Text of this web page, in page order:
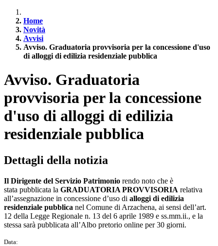
Home
Novità
Avvisi
Avviso. Graduatoria provvisoria per la concessione d'uso
di alloggi di edilizia residenziale pubblica
Avviso. Graduatoria
provvisoria per la concessione
d'uso di alloggi di edilizia
residenziale pubblica
Dettagli della notizia
Il Dirigente del Servizio Patrimonio rendo noto che è
stata pubblicata la GRADUATORIA PROVVISORIA relativa
all’assegnazione in concessione d’uso di alloggi di edilizia
residenziale pubblica nel Comune di Arzachena, ai sensi dell’art.
12 della Legge Regionale n. 13 del 6 aprile 1989 e ss.mm.ii., e la
stessa sarà pubblicata all’Albo pretorio online per 30 giorni.
Data: